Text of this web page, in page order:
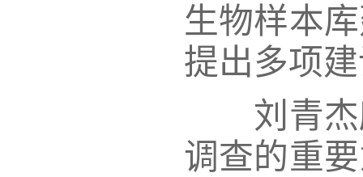
生物样本
提出多项
刘青杰所
调查的重